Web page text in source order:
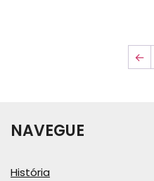
←
NAVEGUE
História